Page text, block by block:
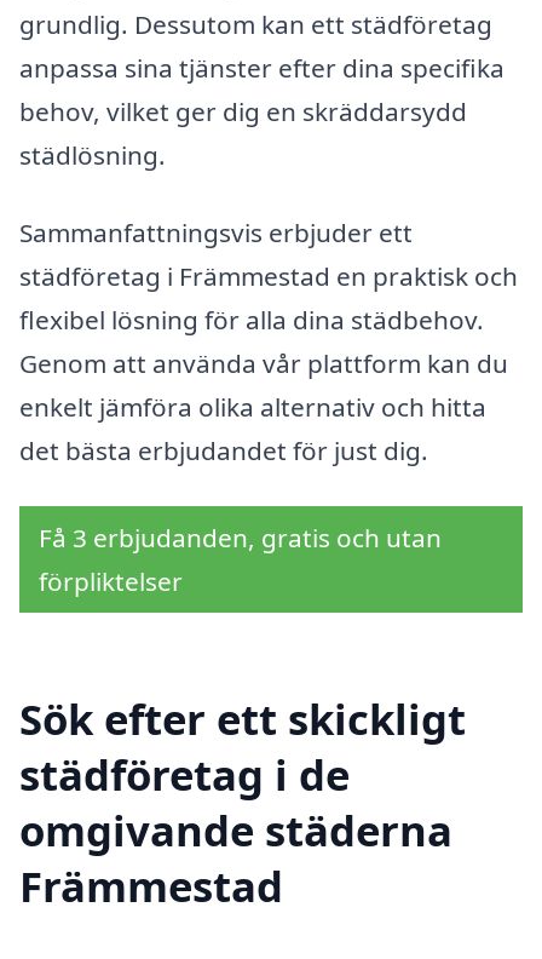
grundlig. Dessutom kan ett städföretag
anpassa sina tjänster efter dina specifika
behov, vilket ger dig en skräddarsydd
städlösning.
Sammanfattningsvis erbjuder ett
städföretag i Främmestad en praktisk och
flexibel lösning för alla dina städbehov.
Genom att använda vår plattform kan du
enkelt jämföra olika alternativ och hitta
det bästa erbjudandet för just dig.
Få 3 erbjudanden, gratis och utan
förpliktelser
Sök efter ett skickligt
städföretag i de
omgivande städerna
Främmestad